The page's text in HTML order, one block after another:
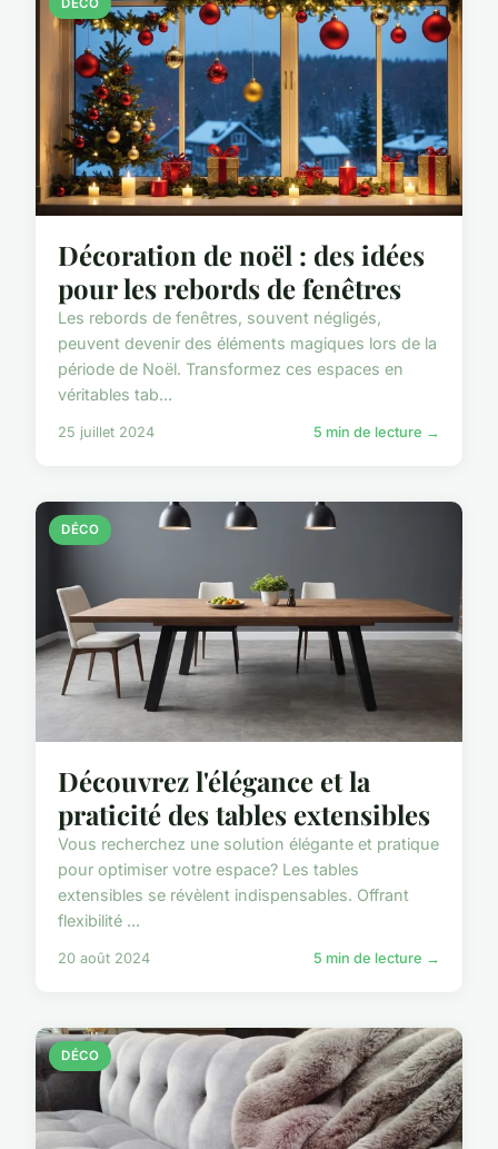
DÉCO
Décoration de noël : des idées
pour les rebords de fenêtres
Les rebords de fenêtres, souvent négligés,
peuvent devenir des éléments magiques lors de la
période de Noël. Transformez ces espaces en
véritables tab...
25 juillet 2024 5 min de lecture →
DÉCO
Découvrez l'élégance et la
praticité des tables extensibles
Vous recherchez une solution élégante et pratique
pour optimiser votre espace? Les tables
extensibles se révèlent indispensables. Offrant
flexibilité ...
20 août 2024 5 min de lecture →
DÉCO